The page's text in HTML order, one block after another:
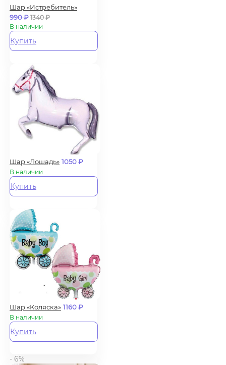
Шар «Истребитель»
990₽ 1340₽
В наличии
Купить
Шар «Лошадь» 1050₽
В наличии
Купить
Шар «Коляска» 1160₽
В наличии
Купить
- 6%